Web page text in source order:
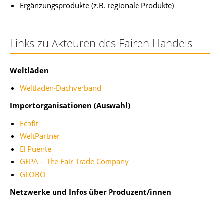
Ergänzungsprodukte (z.B. regionale Produkte)
Links zu Akteuren des Fairen Handels
Weltläden
Weltladen-Dachverband
Importorganisationen (Auswahl)
Ecofit
WeltPartner
El Puente
GEPA – The Fair Trade Company
GLOBO
Netzwerke und Infos über Produzent/innen